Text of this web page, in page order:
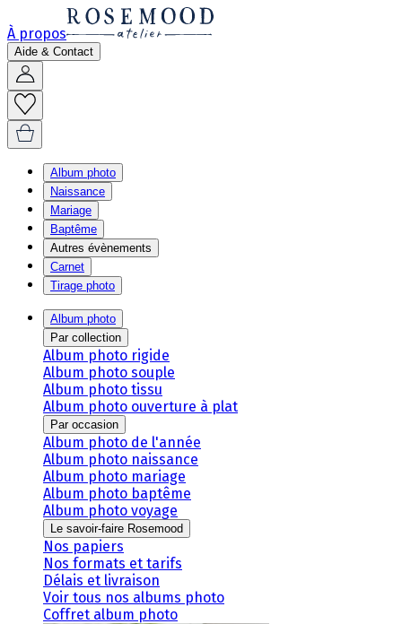
À propos
Aide & Contact
Album photo
Naissance
Mariage
Baptême
Autres évènements
Carnet
Tirage photo
Album photo
Par collection
Album photo rigide
Album photo souple
Album photo tissu
Album photo ouverture à plat
Par occasion
Album photo de l'année
Album photo naissance
Album photo mariage
Album photo baptême
Album photo voyage
Le savoir-faire Rosemood
Nos papiers
Nos formats et tarifs
Délais et livraison
Voir tous nos albums photo
Coffret album photo